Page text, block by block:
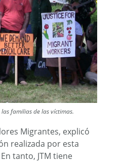
familias de las víctimas.
Migrantes, explicó
realizada por esta
tanto, JTM tiene